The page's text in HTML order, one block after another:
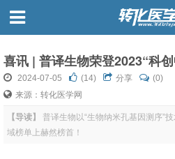
喜讯 | 普译生物荣登2023“科
2024-07-05 (14) 分享
(0)
来源：转化医学网
【导读】
普译生物以“生物纳米孔基因测序
域榜单上赫然榜首！